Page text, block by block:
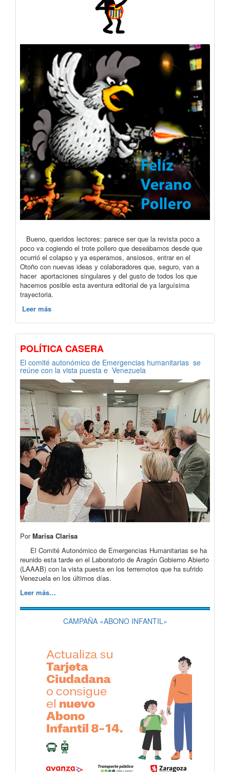
Bueno, queridos lectores: parece ser que la revista poco a
poco va cogiendo el trote pollero que deseábamos desde que
ocurrió el colapso y ya esperamos, ansiosos, entrar en el
Otoño con nuevas ideas y colaboradores que, seguro, van a
hacer aportaciones singulares y del gusto de todos los que
hacemos posible esta aventura editorial de ya larguísima
trayectoria.
Leer más
POLÍTICA CASERA
El comité autonómico de Emergencias humanitarias se
reúne con la vista puesta e Venezuela
PorMarisa Clarisa
El Comité Autonómico de Emergencias Humanitarias se ha
reunido esta tarde en el Laboratorio de Aragón Gobierno Abierto
(LAAAB) con la vista puesta en los terremotos que ha sufrido
Venezuela en los últimos días.
Leer más…
CAMPAÑA «ABONO INFANTIL»